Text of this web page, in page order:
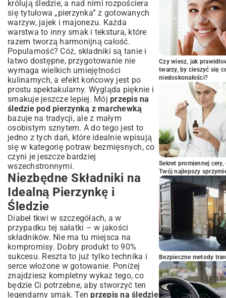
majonezu?
Alternatywne warzywa – co jeszcze pasuje
do śledzi?
Serwowanie i Przechowywanie – Ciesz
się Smakiem Dłużej
Z czym podawać śledzie pod pierzynką?
Pomysły na dodatki
Jak długo można przechowywać śledzie
pod pierzynką?
Porady Szefa Kuchni – Śledziowe Triki
Jak uniknąć zbyt słonych śledzi?
Idealna konsystencja pierzynki – przepis
na sukces
Śledzie pod Pierzynką – Tradycja i
Nowoczesność w Jednym Danie
Dlaczego warto włączyć je do swojego
menu?
królują śledzie, a nad nimi rozpościera
się tytułowa „pierzynka” z gotowanych
warzyw, jajek i majonezu. Każda
warstwa to inny smak i tekstura, które
razem tworzą harmonijną całość.
Popularność? Cóż, składniki są tanie i
łatwo dostępne, przygotowanie nie
wymaga wielkich umiejętności
kulinarnych, a efekt końcowy jest po
prostu spektakularny. Wygląda pięknie i
smakuje jeszcze lepiej. Mój przepis na
śledzie pod pierzynką z marchewką
bazuje na tradycji, ale z małym
osobistym sznytem. A do tego jest to
jedno z tych dań, które idealnie wpisują
się w kategorię potraw bezmięsnych, co
czyni je jeszcze bardziej
wszechstronnymi.
Niezbędne Składniki na
Idealną Pierzynkę i
Śledzie
Diabeł tkwi w szczegółach, a w
przypadku tej sałatki – w jakości
składników. Nie ma tu miejsca na
kompromisy. Dobry produkt to 90%
sukcesu. Reszta to już tylko technika i
serce włożone w gotowanie. Poniżej
znajdziesz kompletny wykaz tego, co
będzie Ci potrzebne, aby stworzyć ten
legendarny smak. Tenprzepis na śledzie
Czy wiesz, jak
twarzy, by cieszyć się
niedoskonałości?
Sekret promiennej
Twój najlepszy
Bezpieczne metody